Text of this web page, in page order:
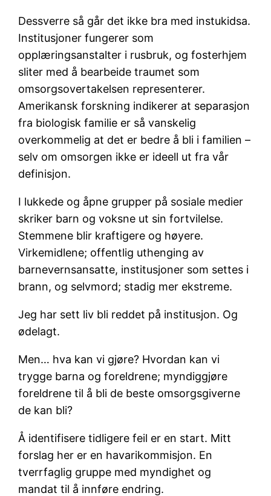
Dessverre så går det ikke bra med instukidsa.
Institusjoner fungerer som
opplæringsanstalter i rusbruk, og fosterhjem
sliter med å bearbeide traumet som
omsorgsovertakelsen representerer.
Amerikansk forskning indikerer at separasjon
fra biologisk familie er så vanskelig
overkommelig at det er bedre å bli i familien –
selv om omsorgen ikke er ideell ut fra vår
definisjon.
I lukkede og åpne grupper på sosiale medier
skriker barn og voksne ut sin fortvilelse.
Stemmene blir kraftigere og høyere.
Virkemidlene; offentlig uthenging av
barnevernsansatte, institusjoner som settes i
brann, og selvmord; stadig mer ekstreme.
Jeg har sett liv bli reddet på institusjon. Og
ødelagt.
Men… hva kan vi gjøre? Hvordan kan vi
trygge barna og foreldrene; myndiggjøre
foreldrene til å bli de beste omsorgsgiverne
de kan bli?
Å identifisere tidligere feil er en start. Mitt
forslag her er en havarikommisjon. En
tverrfaglig gruppe med myndighet og
mandat til å innføre endring.